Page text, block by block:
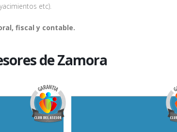
etc).
fiscal y contable.
de Zamora